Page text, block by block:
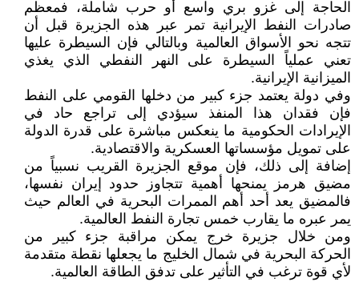
الحاجة إلى غزو بري واسع أو حرب شاملة، فمعظم
صادرات النفط الإيرانية تمر عبر هذه الجزيرة قبل أن
تتجه نحو الأسواق العالمية وبالتالي فإن السيطرة عليها
تعني عملياً السيطرة على النهر النفطي الذي يغذي
الميزانية الإيرانية.
وفي دولة يعتمد جزء كبير من دخلها القومي على النفط
فإن فقدان هذا المنفذ سيؤدي إلى تراجع حاد في
الإيرادات الحكومية ما ينعكس مباشرة على قدرة الدولة
على تمويل مؤسساتها العسكرية والاقتصادية.
إضافة إلى ذلك، فإن موقع الجزيرة القريب نسبياً من
مضيق هرمز يمنحها أهمية تتجاوز حدود إيران نفسها،
فالمضيق يعد أحد أهم الممرات البحرية في العالم حيث
يمر عبره ما يقارب خمس تجارة النفط العالمية.
ومن خلال جزيرة خرج يمكن مراقبة جزء كبير من
الحركة البحرية في شمال الخليج ما يجعلها نقطة متقدمة
لأي قوة ترغب في التأثير على تدفق الطاقة العالمية.